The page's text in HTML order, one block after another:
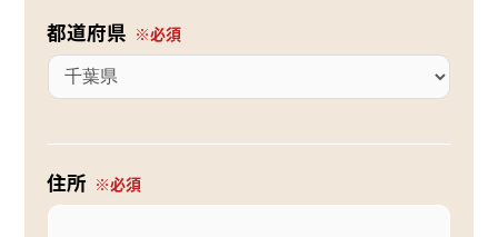
都道府県
住所